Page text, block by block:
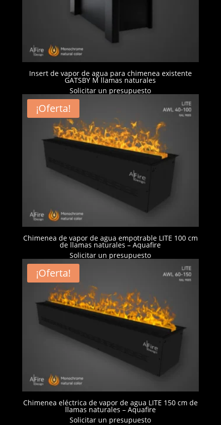
Insert de vapor de agua para chimenea existente
GATSBY M llamas naturales
Solicitar un presupuesto
¡Oferta!
Chimenea de vapor de agua empotrable LITE 100 cm
de llamas naturales – Aquafire
Solicitar un presupuesto
¡Oferta!
Chimenea eléctrica de vapor de agua LITE 150 cm de
llamas naturales – Aquafire
Solicitar un presupuesto